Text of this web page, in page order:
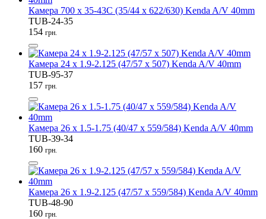
Камера 700 x 35-43C (35/44 x 622/630) Kenda A/V 40mm
TUB-24-35
154 грн.
Камера 24 x 1.9-2.125 (47/57 x 507) Kenda A/V 40mm
TUB-95-37
157 грн.
Камера 26 x 1.5-1.75 (40/47 x 559/584) Kenda A/V 40mm
TUB-39-34
160 грн.
Камера 26 x 1.9-2.125 (47/57 x 559/584) Kenda A/V 40mm
TUB-48-90
160 грн.